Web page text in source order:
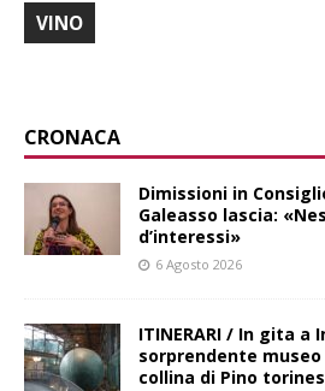
VINO
CRONACA
Dimissioni in
Galeasso lascia:
d’interessi»
6 Agosto 2026
ITINERARI / In gita a
sorprendente
collina di Pino